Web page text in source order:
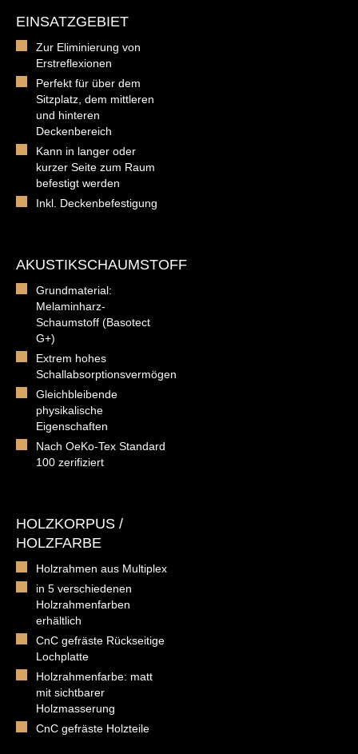
EINSATZGEBIET
Zur Eliminierung von
Erstreflexionen
Perfekt für über dem
Sitzplatz, dem mittleren
und hinteren
Deckenbereich
Kann in langer oder
kurzer Seite zum Raum
befestigt werden
Inkl. Deckenbefestigung
AKUSTIKSCHAUMSTOFF
Grundmaterial:
Melaminharz-
Schaumstoff (Basotect
G+)
Extrem hohes
Schallabsorptionsvermögen
Gleichbleibende
physikalische
Eigenschaften
Nach OeKo-Tex Standard
100 zerifiziert
HOLZKORPUS /
HOLZFARBE
Holzrahmen aus Multiplex
in 5 verschiedenen
Holzrahmenfarben
erhältlich
CnC gefräste Rückseitige
Lochplatte
Holzrahmenfarbe: matt
mit sichtbarer
Holzmasserung
CnC gefräste Holzteile